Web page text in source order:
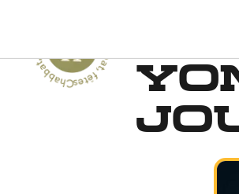
C
h
a
b
b
a
t,
f
ê
t
e
s
e
t
s
olennité
s
-
C
h
a
b
b
a
t
,
fê
tes et solennités --